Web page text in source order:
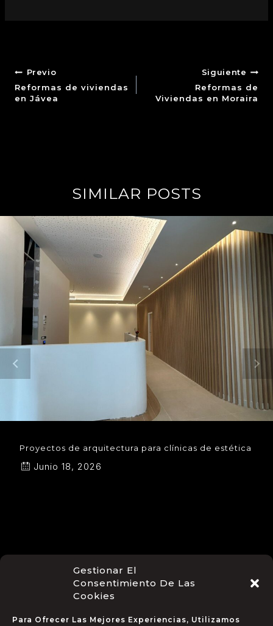
Gestionar El
Consentimiento De Las
Cookies
Para Ofrecer Las Mejores Experiencias, Utilizamos
Previo
Reformas de viviendas
en Jávea
Siguiente
Reformas de
Viviendas en Moraira
SIMILAR POSTS
Proyectos de arquitectura para clínicas de estética
Junio 18, 2026